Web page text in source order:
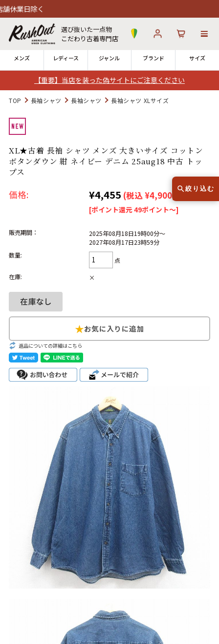
【重要】当店を装った偽サイトにご注意ください
く
選び抜いた一点物
こだわり古着専門店
メンズ レディース ジャンル ブランド サイズ
ログイン
発送について
今週のHOTワード（7/29〜8/4）
1 Tシャツ USA製
大きいサイズ 7 アニメ
ラルフ ローレン
イス
カーハート
アディダス ナイキ
カ行 サ行
ハ行 マ行 ラ行
Search by Itemアイテムから探す
ジャケット スウェット セーター
長袖シャツ 半袖シャツ Tシャツ
パンツ レディース 子供服
Search by Particularこだわりから探す
TOP 長袖シャツ 長袖シャツ 長袖シャツ XLサイズ
XL★古着 長袖 シャツ メンズ 大きいサイズ コットン
ボタンダウン 紺 ネイビー デニム 25aug18 中古 トッ
プス
価格: ¥4,455 (税込 ¥4,900)
[ポイント還元 49ポイント～]
販売期間：
2025年08月18日19時00分～
2027年08月17日23時59分
数量:
点
在庫:
×
返品についての詳細はこちら
絞り込む